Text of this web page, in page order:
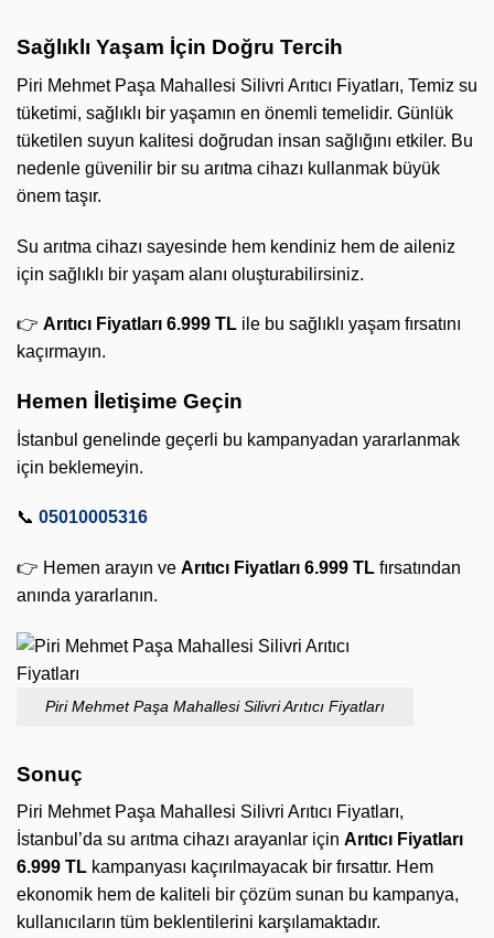
Sağlıklı Yaşam İçin Doğru Tercih
Piri Mehmet Paşa Mahallesi Silivri Arıtıcı Fiyatları, Temiz su
tüketimi, sağlıklı bir yaşamın en önemli temelidir. Günlük
tüketilen suyun kalitesi doğrudan insan sağlığını etkiler. Bu
nedenle güvenilir bir su arıtma cihazı kullanmak büyük
önem taşır.
Su arıtma cihazı sayesinde hem kendiniz hem de aileniz
için sağlıklı bir yaşam alanı oluşturabilirsiniz.
👉 Arıtıcı Fiyatları 6.999 TL ile bu sağlıklı yaşam fırsatını
kaçırmayın.
Hemen İletişime Geçin
İstanbul genelinde geçerli bu kampanyadan yararlanmak
için beklemeyin.
📞 05010005316
👉 Hemen arayın ve Arıtıcı Fiyatları 6.999 TL fırsatından
anında yararlanın.
Piri Mehmet Paşa Mahallesi Silivri Arıtıcı Fiyatları
Sonuç
Piri Mehmet Paşa Mahallesi Silivri Arıtıcı Fiyatları,
İstanbul’da su arıtma cihazı arayanlar için Arıtıcı Fiyatları
6.999 TL kampanyası kaçırılmayacak bir fırsattır. Hem
ekonomik hem de kaliteli bir çözüm sunan bu kampanya,
kullanıcıların tüm beklentilerini karşılamaktadır.